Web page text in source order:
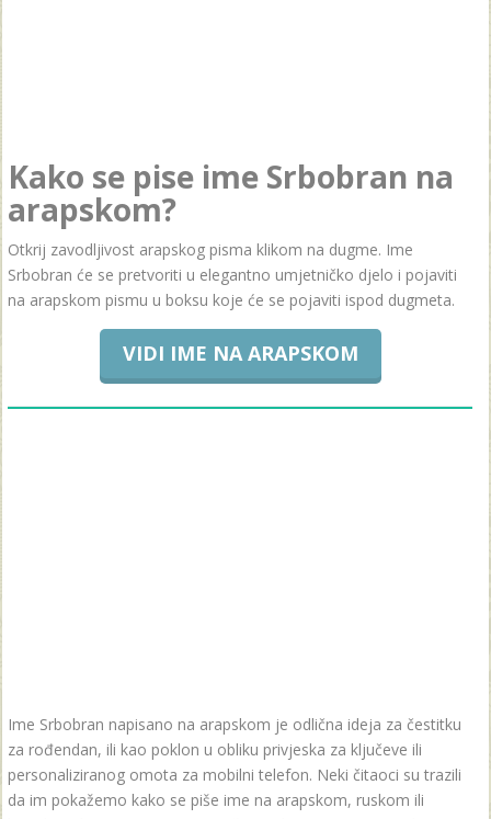
Kako se pise ime Srbobran na
arapskom?
Otkrij zavodljivost arapskog pisma klikom na dugme. Ime
Srbobran će se pretvoriti u elegantno umjetničko djelo i pojaviti
na arapskom pismu u boksu koje će se pojaviti ispod dugmeta.
VIDI IME NA ARAPSKOM
Ime Srbobran napisano na arapskom je odlična ideja za čestitku
za rođendan, ili kao poklon u obliku privjeska za ključeve ili
personaliziranog omota za mobilni telefon. Neki čitaoci su trazili
da im pokažemo kako se piše ime na arapskom, ruskom ili